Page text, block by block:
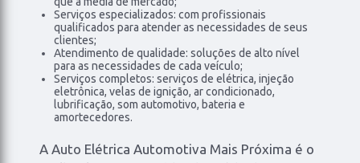
Serviços especializados: com profissionais
qualificados para atender as necessidades de seus
clientes;
Atendimento de qualidade: soluções de alto nível
para as necessidades de cada veículo;
Serviços completos: serviços de elétrica, injeção
eletrônica, velas de ignição, ar condicionado,
lubrificação, som automotivo, bateria e
amortecedores.
A Auto Elétrica Automotiva Mais Próxima é o